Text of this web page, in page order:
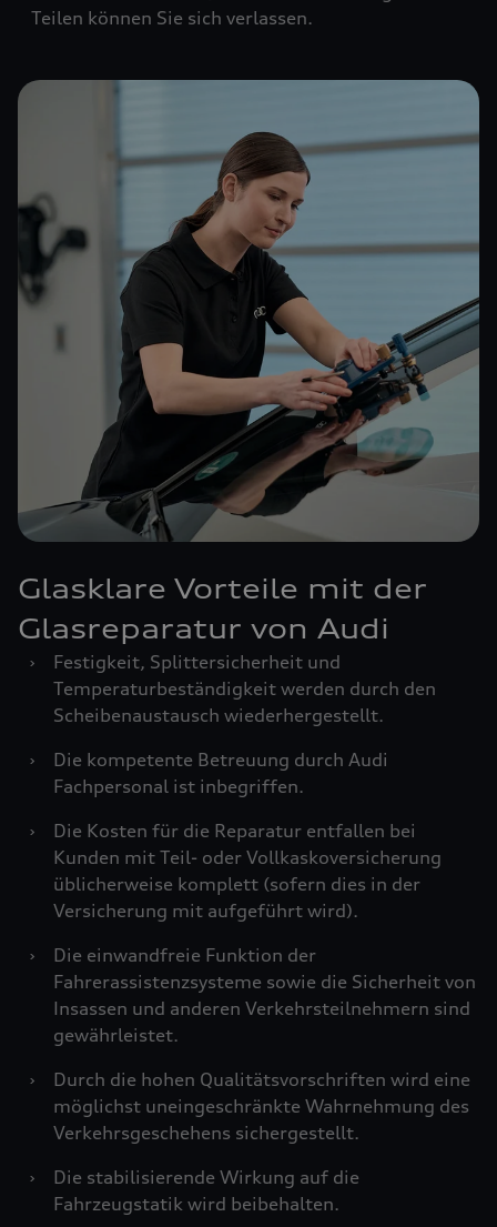
Teilen können Sie sich verlassen.
Glasklare Vorteile mit der
Glasreparatur von Audi
›
Festigkeit, Splittersicherheit und
Temperaturbeständigkeit werden durch den
Scheibenaustausch wiederhergestellt.
›
Die kompetente Betreuung durch Audi
Fachpersonal ist inbegriffen.
›
Die Kosten für die Reparatur entfallen bei
Kunden mit Teil- oder Vollkaskoversicherung
üblicherweise komplett (sofern dies in der
Versicherung mit aufgeführt wird).
›
Die einwandfreie Funktion der
Fahrerassistenzsysteme sowie die Sicherheit von
Insassen und anderen Verkehrsteilnehmern sind
gewährleistet.
›
Durch die hohen Qualitätsvorschriften wird eine
möglichst uneingeschränkte Wahrnehmung des
Verkehrsgeschehens sichergestellt.
›
Die stabilisierende Wirkung auf die
Fahrzeugstatik wird beibehalten.